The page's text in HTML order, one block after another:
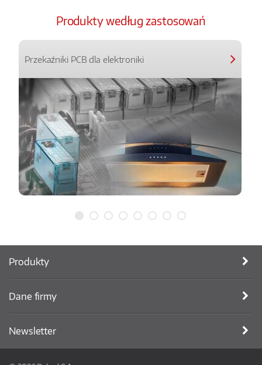
Produkty według zastosowań
Przekaźniki PCB dla elektroniki
Produkty
Dane firmy
Newsletter